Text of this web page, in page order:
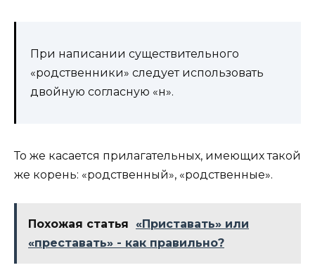
При написании существительного
«родственники» следует использовать
двойную согласную «н».
То же касается прилагательных, имеющих такой
же корень: «родственный», «родственные».
Похожая статья
«Приставать» или
«преставать» - как правильно?